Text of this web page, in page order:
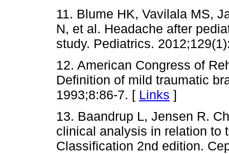
11. Blume HK, Vavilala MS,
N, et al. Headache after
study. Pediatrics.
12. American Congress of
Definition of mild traumatic
1993;8:86-7. [ Links ]
13. Baandrup L, Jensen R.
clinical analysis in relation to
Classification 2nd edition.